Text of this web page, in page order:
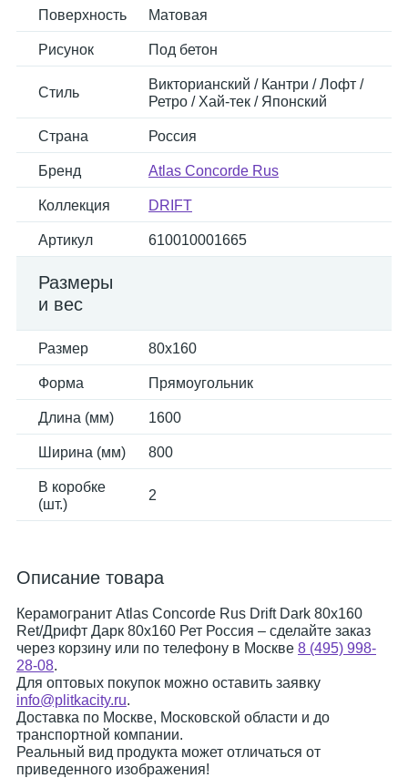
Поверхность Матовая
Рисунок Под бетон
Стиль
Викторианский / Кантри / Лофт /
Ретро / Хай-тек / Японский
Страна Россия
Бренд Atlas Concorde Rus
Коллекция DRIFT
Артикул 610010001665
Размеры
и вес
Размер 80x160
Форма Прямоугольник
Длина (мм) 1600
Ширина (мм) 800
В коробке
(шт.)
2
Описание товара
Керамогранит Atlas Concorde Rus Drift Dark 80x160
Ret/Дрифт Дарк 80x160 Рет Россия – сделайте заказ
через корзину или по телефону в Москве 8 (495) 998-
28-08.
Для оптовых покупок можно оставить заявку
info@plitkacity.ru.
Доставка по Москве, Московской области и до
транспортной компании.
Реальный вид продукта может отличаться от
приведенного изображения!